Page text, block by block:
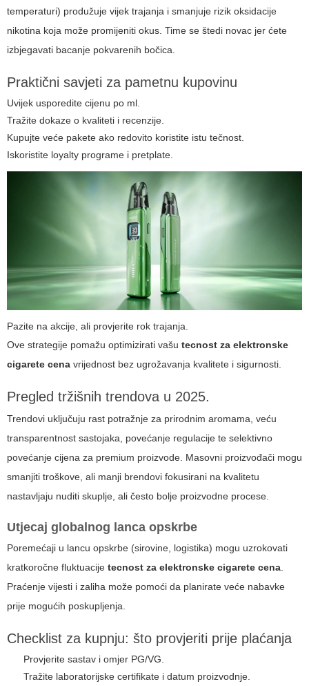
temperaturi) produžuje vijek trajanja i smanjuje rizik oksidacije
nikotina koja može promijeniti okus. Time se štedi novac jer ćete
izbjegavati bacanje pokvarenih bočica.
Praktični savjeti za pametnu kupovinu
Uvijek usporedite cijenu po ml.
Tražite dokaze o kvaliteti i recenzije.
Kupujte veće pakete ako redovito koristite istu tečnost.
Iskoristite loyalty programe i pretplate.
Pazite na akcije, ali provjerite rok trajanja.
Ove strategije pomažu optimizirati vašu tecnost za elektronske
cigarete cena vrijednost bez ugrožavanja kvalitete i sigurnosti.
Pregled tržišnih trendova u 2025.
Trendovi uključuju rast potražnje za prirodnim aromama, veću
transparentnost sastojaka, povećanje regulacije te selektivno
povećanje cijena za premium proizvode. Masovni proizvođači mogu
smanjiti troškove, ali manji brendovi fokusirani na kvalitetu
nastavljaju nuditi skuplje, ali često bolje proizvodne procese.
Utjecaj globalnog lanca opskrbe
Poremećaji u lancu opskrbe (sirovine, logistika) mogu uzrokovati
kratkoročne fluktuacije tecnost za elektronske cigarete cena
Praćenje vijesti i zaliha može pomoći da planirate veće nabavke
prije mogućih poskupljenja.
Checklist za kupnju: što provjeriti prije plaćanja
Provjerite sastav i omjer PG/VG.
Tražite laboratorijske certifikate i datum proizvodnje.